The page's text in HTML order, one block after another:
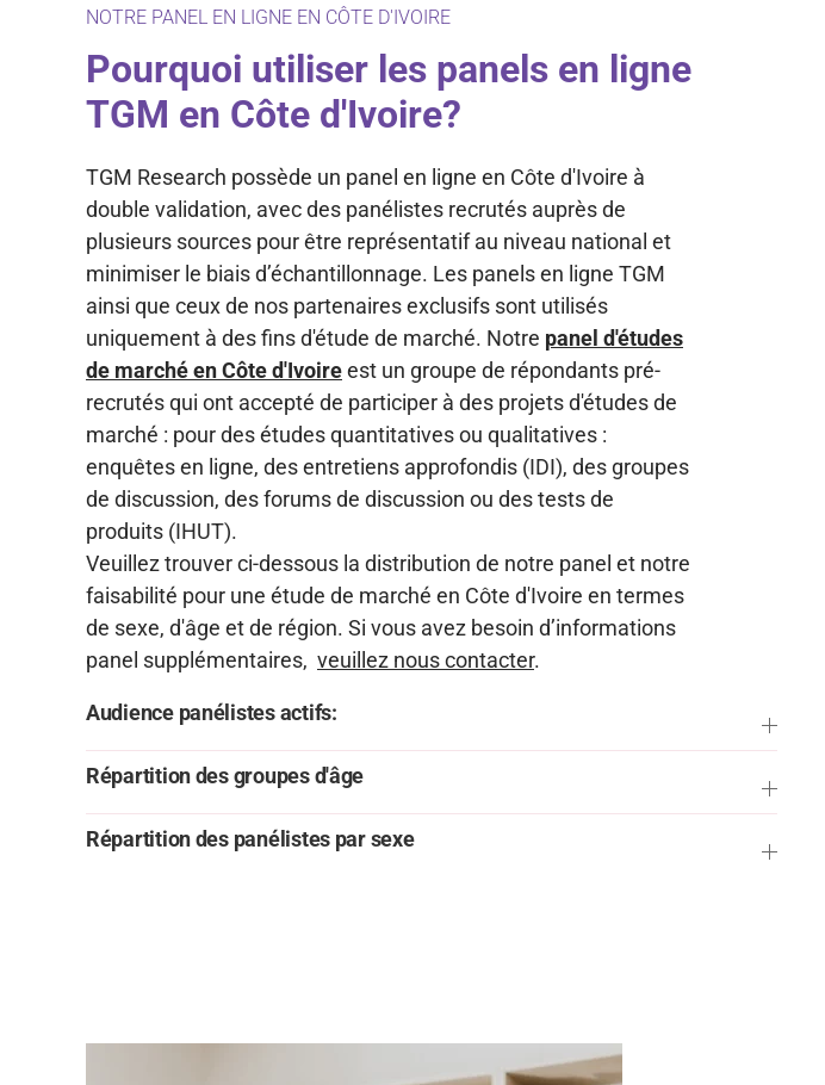
NOTRE PANEL EN LIGNE EN CÔTE D'IVOIRE
Pourquoi utiliser les panels en ligne
TGM en Côte d'Ivoire?
TGM Research possède un panel en ligne en Côte d'Ivoire à
double validation, avec des panélistes recrutés auprès de
plusieurs sources pour être représentatif au niveau national et
minimiser le biais d’échantillonnage. Les panels en ligne TGM
ainsi que ceux de nos partenaires exclusifs sont utilisés
uniquement à des fins d'étude de marché. Notre panel d'études
de marché en Côte d'Ivoireest un groupe de répondants pré-
recrutés qui ont accepté de participer à des projets d'études de
marché : pour des études quantitatives ou qualitatives :
enquêtes en ligne, des entretiens approfondis (IDI), des groupes
de discussion, des forums de discussion ou des tests de
produits (IHUT).
Veuillez trouver ci-dessous la distribution de notre panel et notre
faisabilité pour une étude de marché en Côte d'Ivoire en termes
de sexe, d'âge et de région. Si vous avez besoin d’informations
panel supplémentaires, veuillez nous contacter.
Audience panélistes actifs:
Répartition des groupes d'âge
Répartition des panélistes par sexe